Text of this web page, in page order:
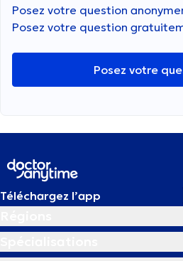
Posez votre question
Posez votre question
Posez votre
Téléchargez l’app